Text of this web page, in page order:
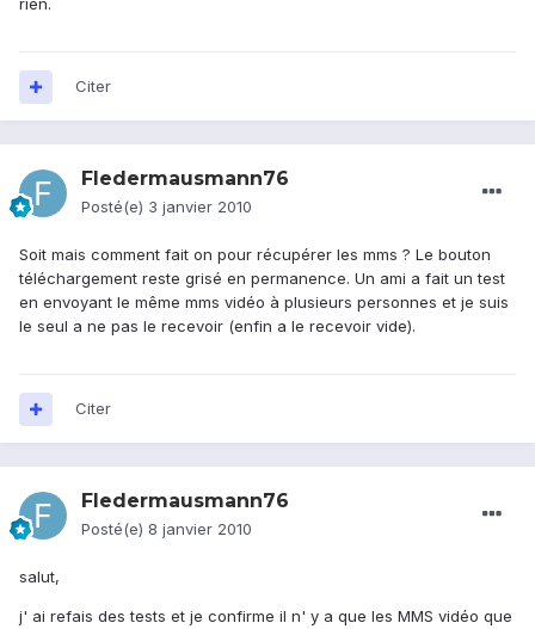
rien.
Citer
Fledermausmann76
Posté(e) 3 janvier 2010
Soit mais comment fait on pour récupérer les mms ? Le bouton
téléchargement reste grisé en permanence. Un ami a fait un test
en envoyant le même mms vidéo à plusieurs personnes et je suis
le seul a ne pas le recevoir (enfin a le recevoir vide).
Citer
Fledermausmann76
Posté(e) 8 janvier 2010
salut,
j' ai refais des tests et je confirme il n' y a que les MMS vidéo que